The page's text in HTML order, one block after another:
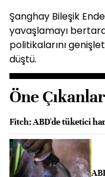
Şanghay Bileşik
yavaşlamayı
politikalarını
düştü.
Öne Çıkanlar
Fitch: ABD'de tüketici